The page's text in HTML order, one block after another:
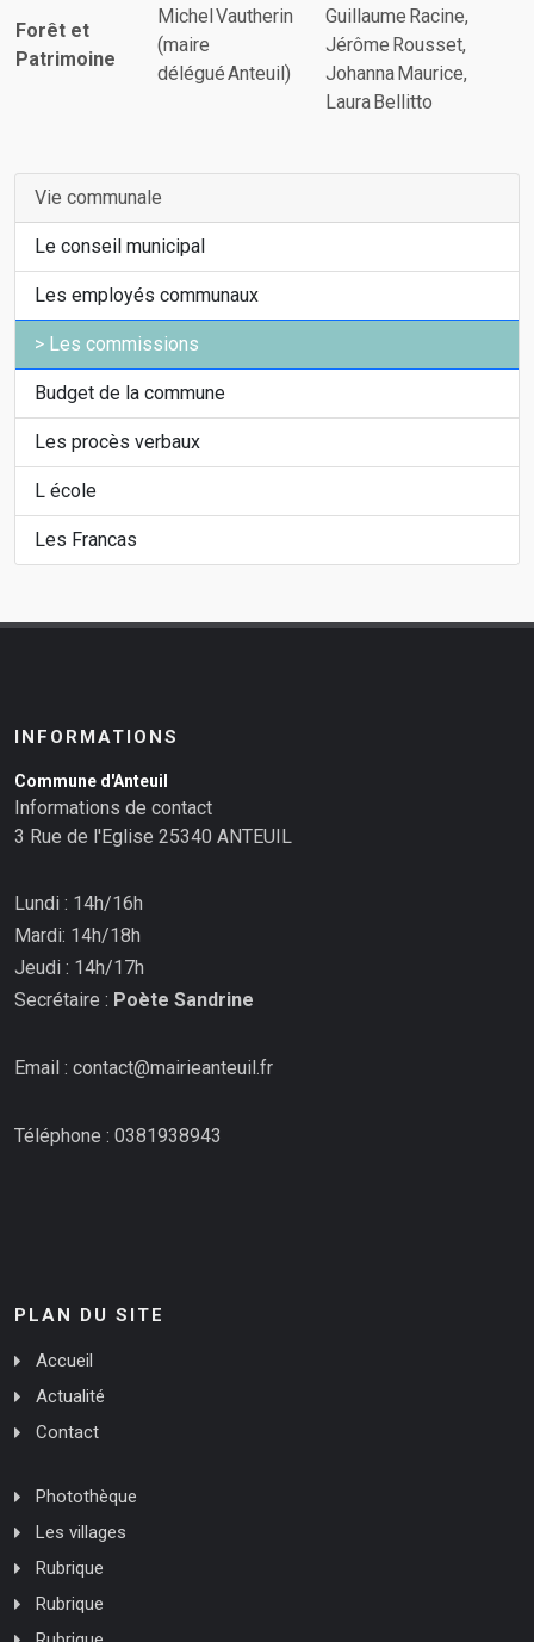
Forêt et
Patrimoine
Michel Vautherin
(maire
délégué Anteuil)
Guillaume Racine,
Jérôme Rousset,
Johanna Maurice,
Laura Bellitto
Vie communale
Le conseil municipal
Les employés communaux
Les commissions
Budget de la commune
Les procès verbaux
L école
Les Francas
INFORMATIONS
Commune d'Anteuil
Informations de contact
3 Rue de l'Eglise 25340 ANTEUIL
Lundi : 14h/16h
Mardi: 14h/18h
Jeudi : 14h/17h
Secrétaire : Poète Sandrine
Email : contact@mairieanteuil.fr
Téléphone : 0381938943
PLAN DU SITE
Accueil
Actualité
Contact
Photothèque
Les villages
Rubrique
Rubrique